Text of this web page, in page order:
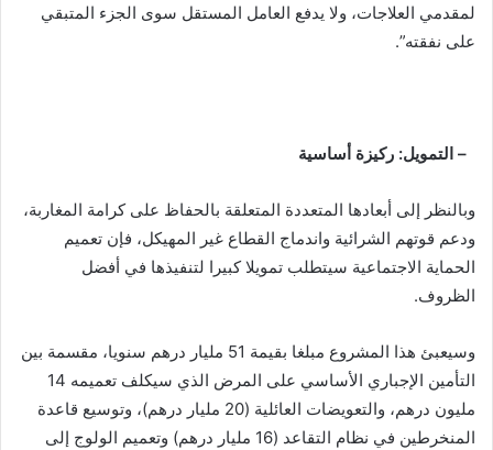
لمقدمي العلاجات، ولا يدفع العامل المستقل سوى الجزء المتبقي
على نفقته”.
– التمويل: ركيزة أساسية
وبالنظر إلى أبعادها المتعددة المتعلقة بالحفاظ على كرامة المغاربة،
ودعم قوتهم الشرائية واندماج القطاع غير المهيكل، فإن تعميم
الحماية الاجتماعية سيتطلب تمويلا كبيرا لتنفيذها في أفضل
الظروف.
وسيعبئ هذا المشروع مبلغا بقيمة 51 مليار درهم سنويا، مقسمة بين
التأمين الإجباري الأساسي على المرض الذي سيكلف تعميمه 14
مليون درهم، والتعويضات العائلية (20 مليار درهم)، وتوسيع قاعدة
المنخرطين في نظام التقاعد (16 مليار درهم) وتعميم الولوج إلى